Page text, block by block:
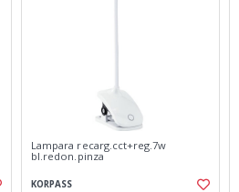
Lampara recarg.cct+reg.7w
bl.redon.pinza
KORPASS